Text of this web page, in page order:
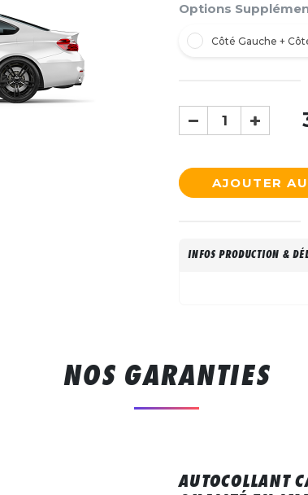
Options
Côté Gauche +
AJOUTER
INFOS PRODUCTION &
NOS GARANTIES
AUTOCOLLANT